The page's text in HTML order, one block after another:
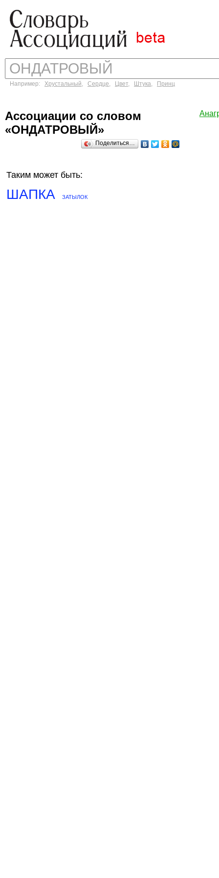
Например: Хрустальный, Сердце, Цвет, Штука, Принц
Ассоциации со словом
«ОНДАТРОВЫЙ»
Поделиться…
Таким может быть:
ШАПКА ЗАТЫЛОК